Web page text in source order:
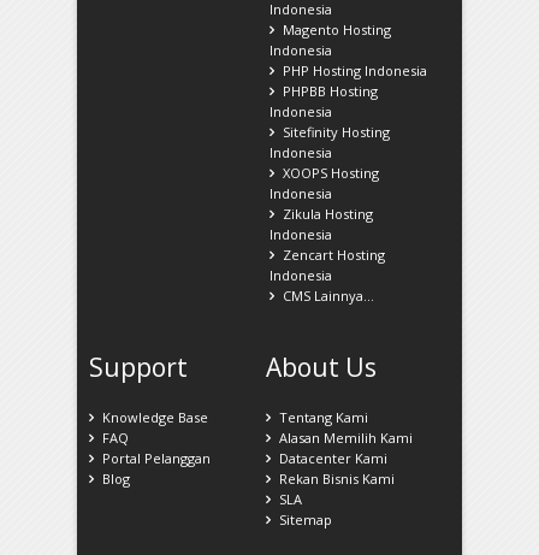
Indonesia
Magento Hosting
Indonesia
PHP Hosting Indonesia
PHPBB Hosting
Indonesia
Sitefinity Hosting
Indonesia
XOOPS Hosting
Indonesia
Zikula Hosting
Indonesia
Zencart Hosting
Indonesia
CMS Lainnya...
Support
Knowledge Base
FAQ
Portal Pelanggan
Blog
About Us
Tentang Kami
Alasan Memilih Kami
Datacenter Kami
Rekan Bisnis Kami
SLA
Sitemap